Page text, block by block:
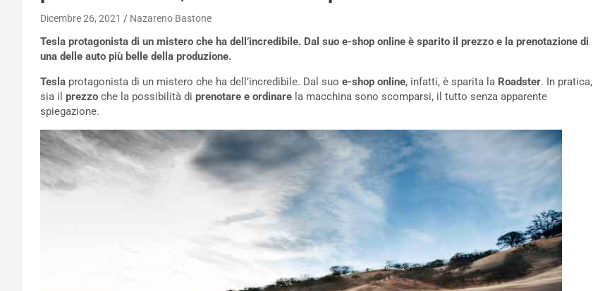
Dicembre 26, 2021 Nazareno Bastone
Tesla protagonista di un mistero che ha dell’incredibile. Dal suo e-shop online è sparito il prezzo e la prenotazione di
una delle auto più belle della produzione.
Tesla protagonista di un mistero che ha dell’incredibile. Dal suo e-shop online, infatti, è sparita la Roadster. In pratica,
sia il prezzo che la possibilità di prenotare e ordinare la macchina sono scomparsi, il tutto senza apparente
spiegazione.